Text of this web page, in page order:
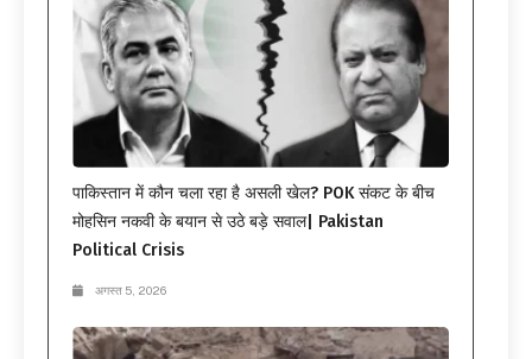
पाकिस्तान में कौन चला रहा है असली खेल? POK संकट के बीच
मोहसिन नकवी के बयान से उठे बड़े सवाल| Pakistan
Political Crisis
अगस्त 5, 2026